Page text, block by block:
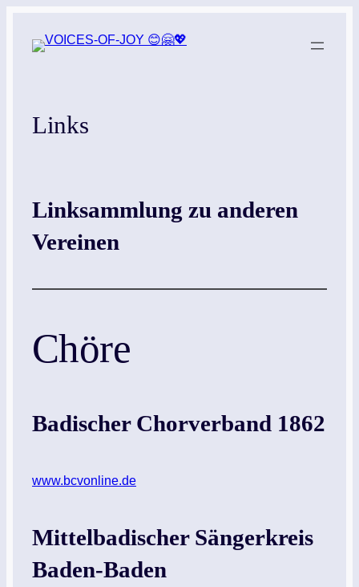
Inhalt
Links
Linksammlung zu anderen
Vereinen
Chöre
Badischer Chorverband 1862
www.bcvonline.de
Mittelbadischer Sängerkreis
Baden-Baden